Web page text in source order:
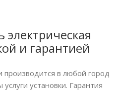
и гарантией
производится в любой город
установки. Гарантия